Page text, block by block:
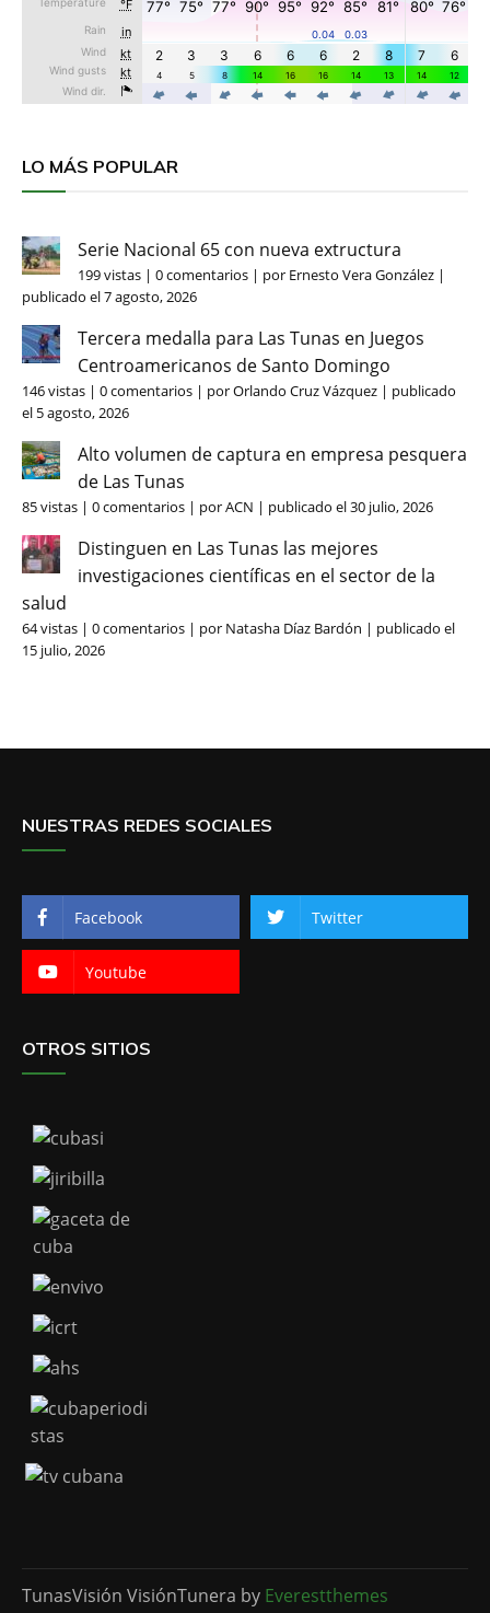
LO MÁS POPULAR
Serie Nacional 65 con nueva extructura
199 vistas | 0 comentarios | por Ernesto Vera González |
publicado el 7 agosto, 2026
Tercera medalla para Las Tunas en Juegos
Centroamericanos de Santo Domingo
146 vistas | 0 comentarios | porOrlando Cruz Vázquez | publicado
el 5 agosto, 2026
Alto volumen de captura en empresa pesquera
de Las Tunas
85 vistas | 0 comentarios | porACN | publicado el 30 julio, 2026
Distinguen en Las Tunas las mejores
investigaciones científicas en el sector de la
salud
64 vistas | 0 comentarios | por Natasha Díaz Bardón | publicado el
15 julio, 2026
NUESTRAS REDES SOCIALES
Facebook Twitter
Youtube
OTROS SITIOS
TunasVisión VisiónTunera by Everestthemes